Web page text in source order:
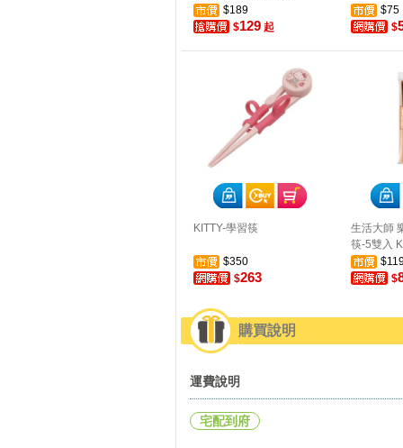
$189
$129起
$75
$
KITTY-學習筷
$350
$263
生活大師
筷-5雙入
$
購買說明
運費說明
宅配到府